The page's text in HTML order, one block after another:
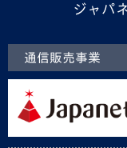
ジャパ
通信販売事業